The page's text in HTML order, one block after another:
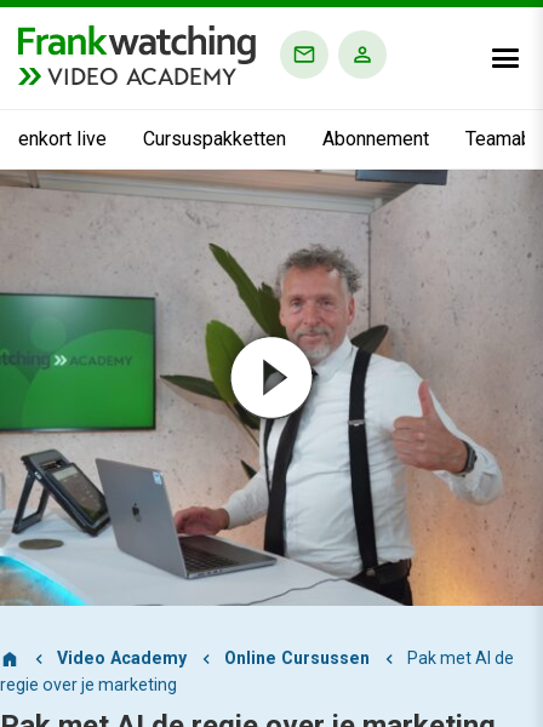
VIDEO ACADEMY
live Cursuspakketten Abonnement
Video Academy Online Cursussen
Pak met AI de
regie over je marketing